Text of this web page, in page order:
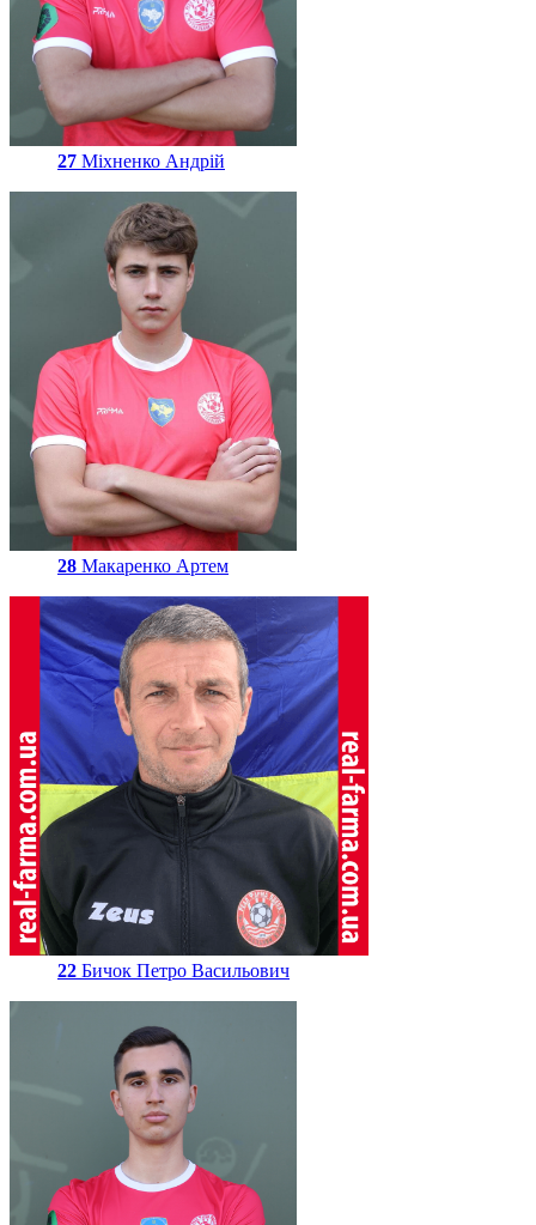
27 Міхненко Андрій
28 Макаренко Артем
22 Бичок Петро Васильович